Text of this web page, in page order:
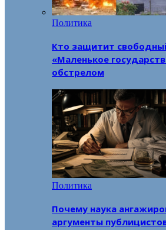
Политика
Кто защитит
«Маленькое
обстрелом
Политика
Почему наука
аргументы